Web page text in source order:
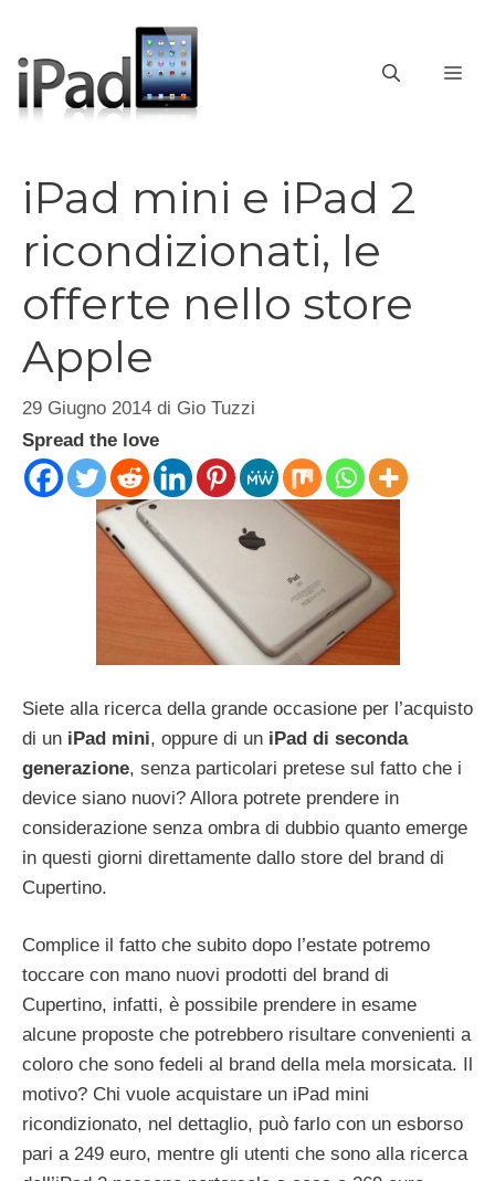
contenuto
iPad mini e iPad 2
ricondizionati, le
offerte nello store
Apple
29 Giugno 2014 di Gio Tuzzi
Spread the love
Siete alla ricerca della grande occasione per l’acquisto
di un iPad mini, oppure di un iPad di seconda
generazione, senza particolari pretese sul fatto che i
device siano nuovi? Allora potrete prendere in
considerazione senza ombra di dubbio quanto emerge
in questi giorni direttamente dallo store del brand di
Cupertino.
Complice il fatto che subito dopo l’estate potremo
toccare con mano nuovi prodotti del brand di
Cupertino, infatti, è possibile prendere in esame
alcune proposte che potrebbero risultare convenienti a
coloro che sono fedeli al brand della mela morsicata. Il
motivo? Chi vuole acquistare un iPad mini
ricondizionato, nel dettaglio, può farlo con un esborso
pari a 249 euro, mentre gli utenti che sono alla ricerca